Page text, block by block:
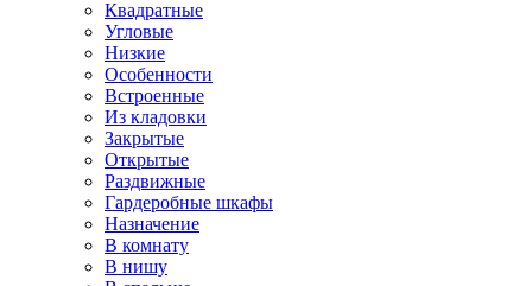
Квадратные
Угловые
Низкие
Особенности
Встроенные
Из кладовки
Закрытые
Открытые
Раздвижные
Гардеробные шкафы
Назначение
В комнату
В нишу